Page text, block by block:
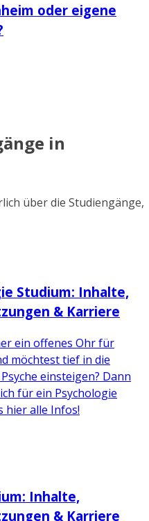
oder eigene
in
über die Studiengänge,
Studium: Inhalte,
& Karriere
ein offenes Ohr für
möchtest tief in die
einsteigen? Dann
für ein Psychologie
hier alle Infos!
Inhalte,
& Karriere